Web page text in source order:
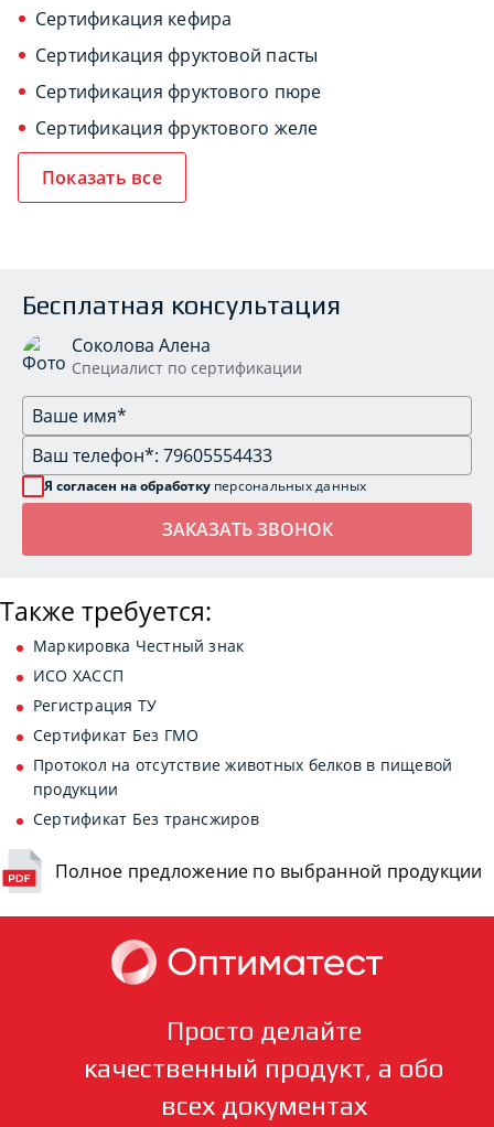
Сертификация кефира
Сертификация фруктовой пасты
Сертификация фруктового пюре
Сертификация фруктового желе
Показать все
Бесплатная консультация
Соколова Алена
Специалист по сертификации
Я согласен на обработку персональных данных
Также требуется:
Маркировка Честный знак
ИСО ХАССП
Регистрация ТУ
Сертификат Без ГМО
Протокол на отсутствие животных белков в пищевой
продукции
Сертификат Без трансжиров
Полное предложение по выбранной продукции
Просто делайте
качественный продукт, а обо
всех документах